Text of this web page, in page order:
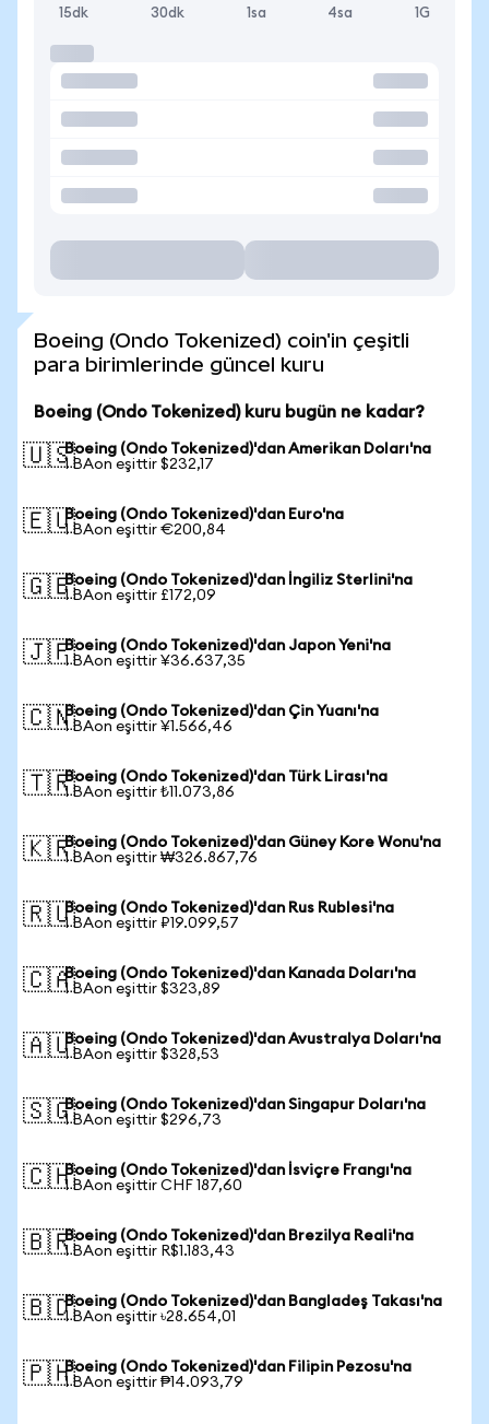
15dk 30dk 1sa 4sa 1G
Boeing (Ondo Tokenized) coin'in çeşitli
para birimlerinde güncel kuru
Boeing (Ondo Tokenized) kuru bugün ne kadar?
🇺🇸Boeing (Ondo Tokenized)'dan Amerikan Doları'na
1 BAon eşittir $232,17
🇪🇺Boeing (Ondo Tokenized)'dan Euro'na
1 BAon eşittir €200,84
🇬🇧Boeing (Ondo Tokenized)'dan İngiliz Sterlini'na
1 BAon eşittir £172,09
🇯🇵Boeing (Ondo Tokenized)'dan Japon Yeni'na
1 BAon eşittir ¥36.637,35
🇨🇳Boeing (Ondo Tokenized)'dan Çin Yuanı'na
1 BAon eşittir ¥1.566,46
🇹🇷Boeing (Ondo Tokenized)'dan Türk Lirası'na
1 BAon eşittir ₺11.073,86
🇰🇷Boeing (Ondo Tokenized)'dan Güney Kore Wonu'na
1 BAon eşittir ₩326.867,76
🇷🇺Boeing (Ondo Tokenized)'dan Rus Rublesi'na
1 BAon eşittir ₽19.099,57
🇨🇦Boeing (Ondo Tokenized)'dan Kanada Doları'na
1 BAon eşittir $323,89
🇦🇺Boeing (Ondo Tokenized)'dan Avustralya Doları'na
1 BAon eşittir $328,53
🇸🇬Boeing (Ondo Tokenized)'dan Singapur Doları'na
1 BAon eşittir $296,73
🇨🇭Boeing (Ondo Tokenized)'dan İsviçre Frangı'na
1 BAon eşittir CHF 187,60
🇧🇷Boeing (Ondo Tokenized)'dan Brezilya Reali'na
1 BAon eşittir R$1.183,43
🇧🇩Boeing (Ondo Tokenized)'dan Bangladeş Takası'na
1 BAon eşittir ৳28.654,01
🇵🇭Boeing (Ondo Tokenized)'dan Filipin Pezosu'na
1 BAon eşittir ₱14.093,79